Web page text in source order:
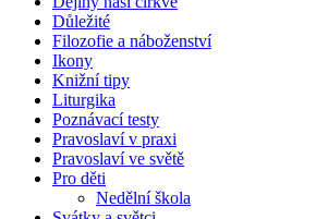
Důležité
Filozofie a náboženství
Ikony
Knižní tipy
Liturgika
Poznávací testy
Pravoslaví v praxi
Pravoslaví ve světě
Pro děti
Nedělní škola